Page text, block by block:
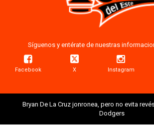
Síguenos y entérate de nuestras
Facebook X Instagram
Bryan De La Cruz jonronea, pero no evita
Dodgers